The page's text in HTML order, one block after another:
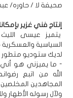
صحيفة لا / حاوره/
إنتاج فني غزير
يتميز عيسى
لديك ستوديو متطور
- ما يميزني هو
الله من اتبع
المجاهدين
ولآل رسوله الأطهار